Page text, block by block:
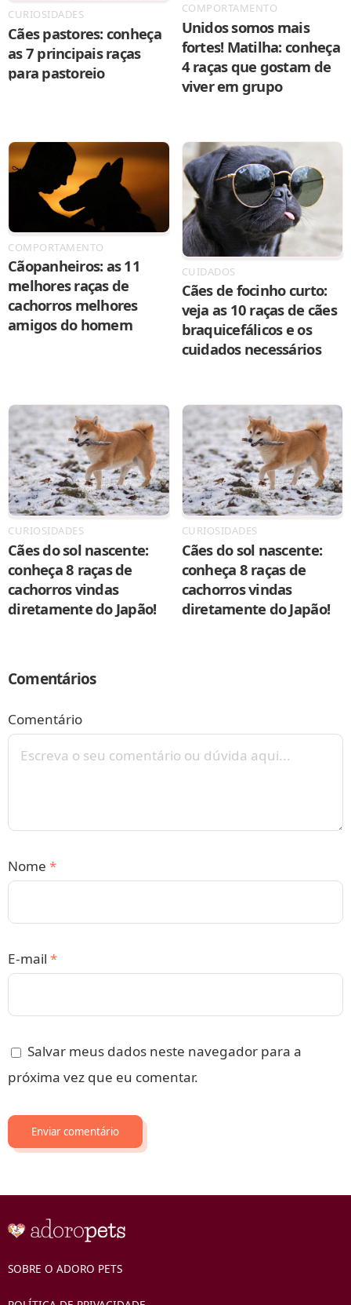
CURIOSIDADES
Cães pastores: conheça
as 7 principais raças
para pastoreio
COMPORTAMENTO
Unidos somos mais
fortes! Matilha: conheça
4 raças que gostam de
viver em grupo
COMPORTAMENTO
Cãopanheiros: as 11
melhores raças de
cachorros melhores
amigos do homem
CUIDADOS
Cães de focinho curto:
veja as 10 raças de cães
braquicefálicos e os
cuidados necessários
CURIOSIDADES
Cães do sol nascente:
conheça 8 raças de
cachorros vindas
diretamente do Japão!
CURIOSIDADES
Cães do sol nascente:
conheça 8 raças de
cachorros vindas
diretamente do Japão!
Comentários
Comentário
Nome *
E-mail *
Salvar meus dados neste navegador para a
próxima vez que eu comentar.
SOBRE O ADORO PETS